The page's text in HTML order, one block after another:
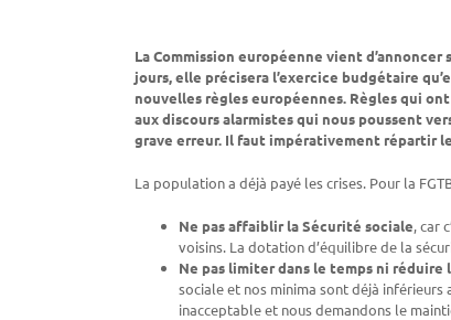
La Commission européenne vient
jours, elle précisera l’exercice budgétaire
nouvelles règles européennes. Règles qui
aux discours alarmistes qui nous poussent
grave erreur. Il faut impérativement répartir
La population a déjà payé les crises. Pour la
Ne pas affaiblir la Sécurité sociale, car
voisins. La dotation d’équilibre de la
Ne pas limiter dans le temps ni réduire
sociale et nos minima sont déjà
inacceptable et nous demandons le